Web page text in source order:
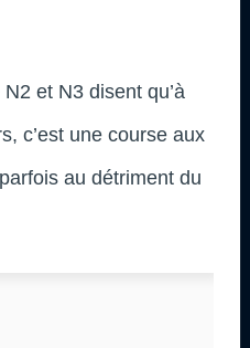
et N3 disent qu’à
c’est une course aux
au détriment du